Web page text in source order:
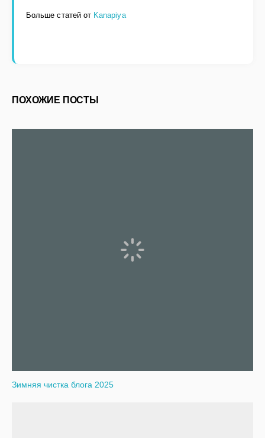
Больше статей от Kanapiya
ПОХОЖИЕ ПОСТЫ
Зимняя чистка блога 2025